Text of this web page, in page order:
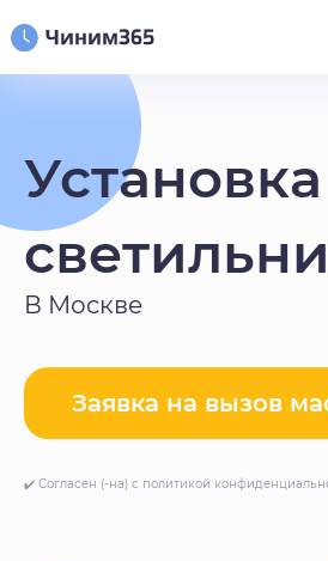
Установка
В Москве
Заявка на вызов
✔️ Согласен (-на) с политикой